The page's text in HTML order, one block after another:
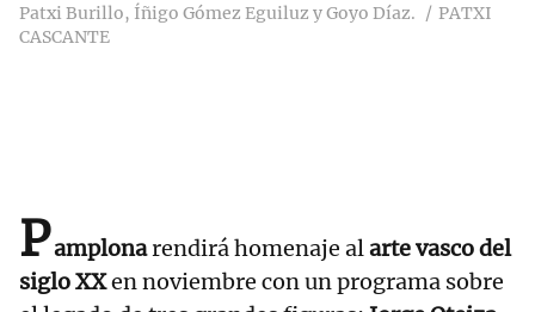
Patxi Burillo, Íñigo Gómez Eguiluz y Goyo Díaz.
PATXI
CASCANTE
Pamplonarendirá homenaje alarte vasco del
siglo XXen noviembre con un programa sobre